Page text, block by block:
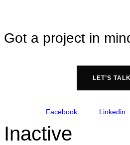
Got a project in
LET’S TALK
.Facebook .Linkedin
Inactive